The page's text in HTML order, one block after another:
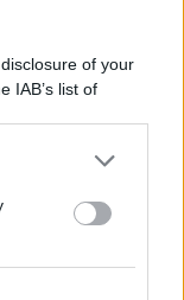
of your
IAB’s list of
to third parties